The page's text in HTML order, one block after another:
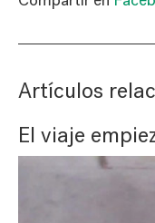
Artículos
El viaje